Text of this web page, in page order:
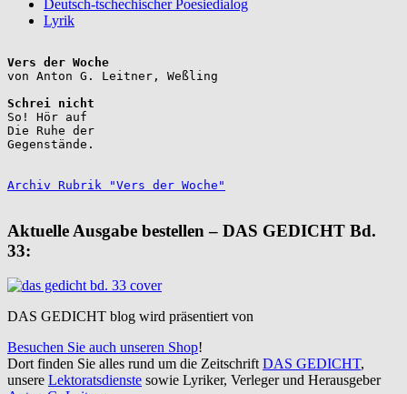
Deutsch-tschechischer Poesiedialog
Lyrik
Vers der Woche
Schrei nicht
So! Hör auf
Die Ruhe der
Gegenstände.
Archiv Rubrik "Vers der Woche"
Aktuelle Ausgabe bestellen – DAS GEDICHT Bd.
33:
DAS GEDICHT blog wird präsentiert von
Besuchen Sie auch unseren Shop!
Dort finden Sie alles rund um die Zeitschrift DAS GEDICHT,
unsere Lektoratsdienste sowie Lyriker, Verleger und Herausgeber